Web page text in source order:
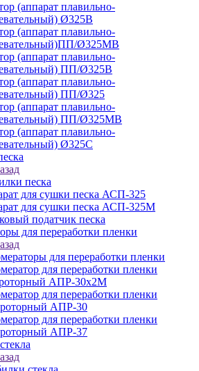
(аппарат плавильно-
Ø325В
(аппарат плавильно-
Ø325МВ
(аппарат плавильно-
ПП/Ø325В
(аппарат плавильно-
ПП/Ø325
(аппарат плавильно-
ПП/Ø325МВ
(аппарат плавильно-
Ø325С
песка
для сушки песка АСП-325
для сушки песка АСП-325М
податчик песка
для переработки пленки
для переработки пленки
для переработки пленки
АПР-30х2М
для переработки пленки
АПР-30
для переработки пленки
АПР-37